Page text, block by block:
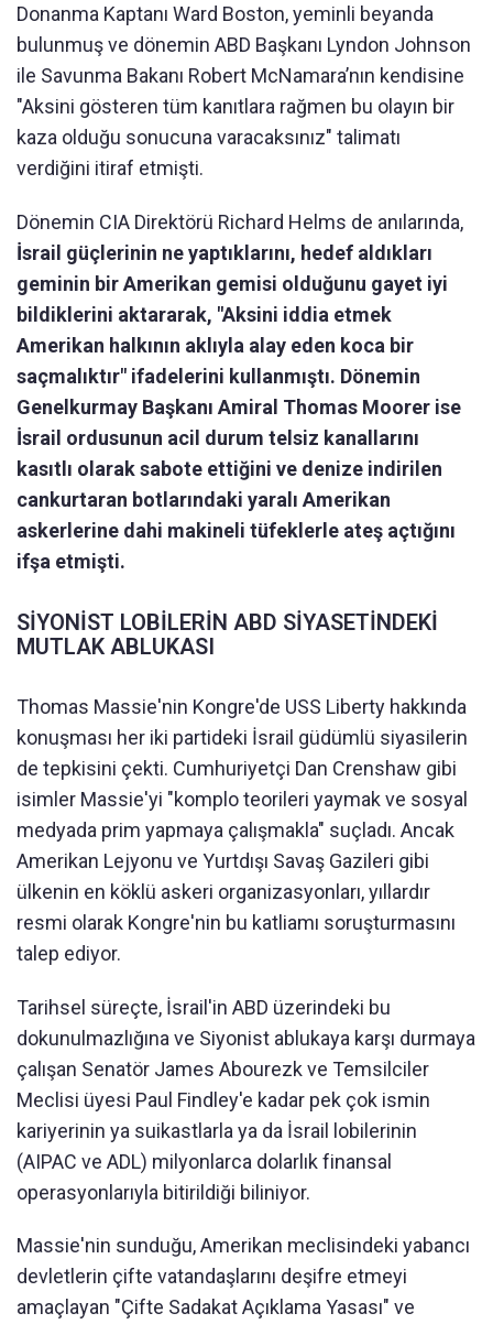
Donanma Kaptanı Ward Boston, yeminli beyanda
bulunmuş ve dönemin ABD Başkanı Lyndon Johnson
ile Savunma Bakanı Robert McNamara’nın kendisine
"Aksini gösteren tüm kanıtlara rağmen bu olayın bir
kaza olduğu sonucuna varacaksınız" talimatı
verdiğini itiraf etmişti.
Dönemin CIA Direktörü Richard Helms de anılarında,
İsrail güçlerinin ne yaptıklarını, hedef aldıkları
geminin bir Amerikan gemisi olduğunu gayet iyi
bildiklerini aktararak, "Aksini iddia etmek
Amerikan halkının aklıyla alay eden koca bir
saçmalıktır" ifadelerini kullanmıştı. Dönemin
Genelkurmay Başkanı Amiral Thomas Moorer ise
İsrail ordusunun acil durum telsiz kanallarını
kasıtlı olarak sabote ettiğini ve denize indirilen
cankurtaran botlarındaki yaralı Amerikan
askerlerine dahi makineli tüfeklerle ateş açtığını
ifşa etmişti.
SİYONİST LOBİLERİN ABD SİYASETİNDEKİ
MUTLAK ABLUKASI
Thomas Massie'nin Kongre'de USS Liberty hakkında
konuşması her iki partideki İsrail güdümlü siyasilerin
de tepkisini çekti. Cumhuriyetçi Dan Crenshaw gibi
isimler Massie'yi "komplo teorileri yaymak ve sosyal
medyada prim yapmaya çalışmakla" suçladı. Ancak
Amerikan Lejyonu ve Yurtdışı Savaş Gazileri gibi
ülkenin en köklü askeri organizasyonları, yıllardır
resmi olarak Kongre'nin bu katliamı soruşturmasını
talep ediyor.
Tarihsel süreçte, İsrail'in ABD üzerindeki bu
dokunulmazlığına ve Siyonist ablukaya karşı durmaya
çalışan Senatör James Abourezk ve Temsilciler
Meclisi üyesi Paul Findley'e kadar pek çok ismin
kariyerinin ya suikastlarla ya da İsrail lobilerinin
(AIPAC ve ADL) milyonlarca dolarlık finansal
operasyonlarıyla bitirildiği biliniyor.
Massie'nin sunduğu, Amerikan meclisindeki yabancı
devletlerin çifte vatandaşlarını deşifre etmeyi
amaçlayan "Çifte Sadakat Açıklama Yasası" ve